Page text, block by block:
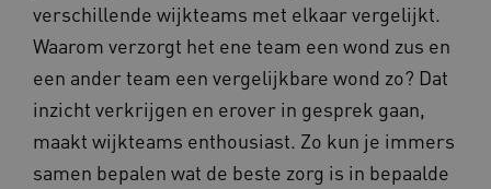
verschillende wijkteams met elkaar vergelijkt.
Waarom verzorgt het ene team een wond zus en
een ander team een vergelijkbare wond zo? Dat
inzicht verkrijgen en erover in gesprek gaan,
maakt wijkteams enthousiast. Zo kun je immers
samen bepalen wat de beste zorg is in bepaalde
TiPMix .www.omahasystem.nl